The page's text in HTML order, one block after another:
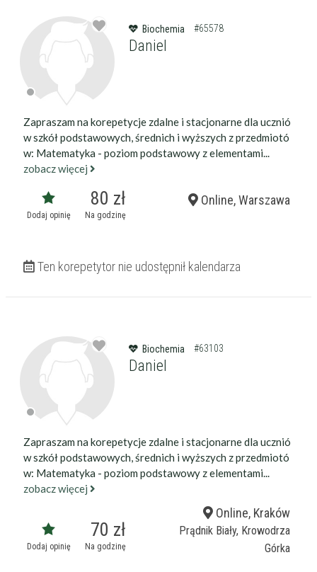
Biochemia #65578
Daniel
Zapraszam na korepetycje zdalne i stacjonarne dla ucznió
w szkół podstawowych, średnich i wyższych z przedmiotó
w: Matematyka - poziom podstawowy z elementami...
zobacz więcej
Dodaj opinię
80 zł
Na godzinę
Online, Warszawa
Ten korepetytor nie udostępnił kalendarza
Biochemia #63103
Daniel
Zapraszam na korepetycje zdalne i stacjonarne dla ucznió
w szkół podstawowych, średnich i wyższych z przedmiotó
w: Matematyka - poziom podstawowy z elementami...
zobacz więcej
Dodaj opinię
70 zł
Na godzinę
Online, Kraków
Prądnik Biały, Krowodrza
Górka